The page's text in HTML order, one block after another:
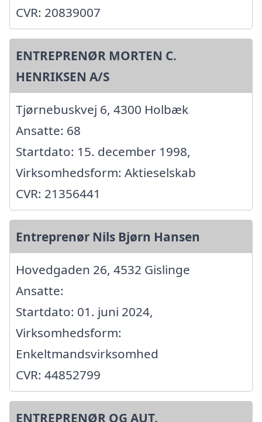
CVR: 20839007
ENTREPRENØR MORTEN C.
HENRIKSEN A/S
Tjørnebuskvej 6, 4300 Holbæk
Ansatte: 68
Startdato: 15. december 1998,
Virksomhedsform: Aktieselskab
CVR: 21356441
Entreprenør Nils Bjørn Hansen
Hovedgaden 26, 4532 Gislinge
Ansatte:
Startdato: 01. juni 2024,
Virksomhedsform:
Enkeltmandsvirksomhed
CVR: 44852799
ENTREPRENØR OG AUT.